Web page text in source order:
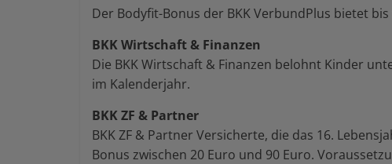
Der Bodyfit-Bonus der BKK VerbundPlus bietet
BKK Wirtschaft & Finanzen
Die BKK Wirtschaft & Finanzen belohnt Kinder
im Kalenderjahr.
BKK ZF & Partner
BKK ZF & Partner Versicherte, die das 16.
Bonus zwischen 20 Euro und 90 Euro.